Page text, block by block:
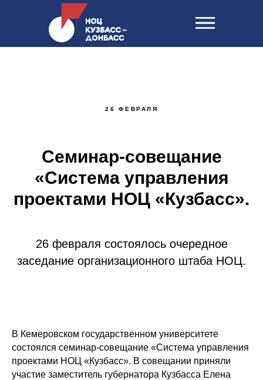
26 ФЕВРАЛЯ
Семинар-совещание
«Система управления
проектами НОЦ «Кузбасс».
26 февраля состоялось очередное
заседание организационного штаба НОЦ.
В Кемеровском государственном университете
состоялся семинар-совещание «Система управления
проектами НОЦ «Кузбасс». В совещании приняли
участие заместитель губернатора Кузбасса Елена